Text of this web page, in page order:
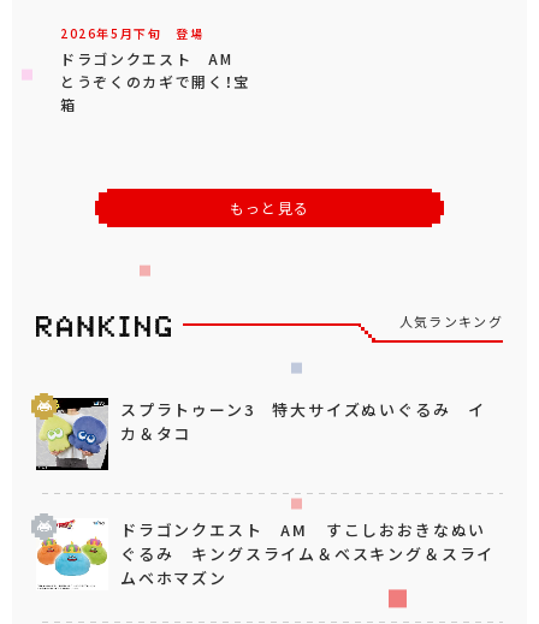
2026年5 月下旬 登場
ドラゴンクエスト AM
とうぞくのカギで開く！宝
箱
もっと見る
人気ランキング
スプラトゥーン3 特大サイズぬいぐるみ イ
カ＆タコ
ドラゴンクエスト AM すこしおおきなぬい
ぐるみ キングスライム＆ベスキング＆スライ
ムベホマズン